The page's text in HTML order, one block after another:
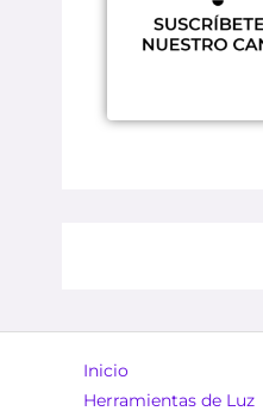
Inicio
Herramientas de Luz